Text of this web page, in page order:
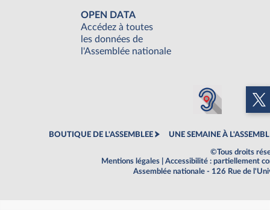
OPEN DATA
Accédez à toutes
les données de
l'Assemblée nationale
BOUTIQUE DE L'ASSEMBLEE UNE SEMAINE À
©Tous droits
Mentions légales
Accessibilité : partiellement
Assemblée nationale - 126 Rue de